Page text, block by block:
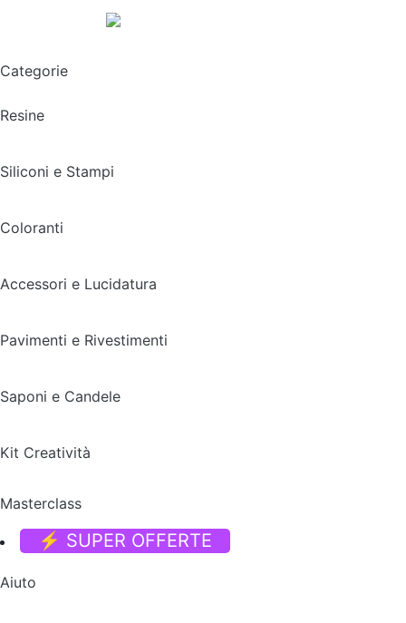
Categorie
Resine
Siliconi e Stampi
Coloranti
Accessori e Lucidatura
Pavimenti e Rivestimenti
Saponi e Candele
Kit Creatività
Masterclass
⚡ SUPER OFFERTE
Aiuto